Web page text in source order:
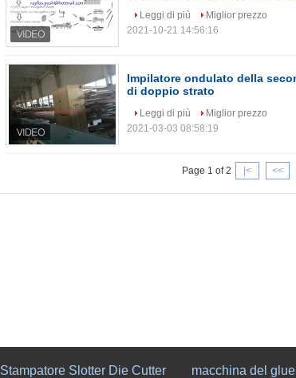
Leggi di più
Miglior prezzo
2021-10-21 14:56:16
Impilatore ondulato della
di doppio strato
Leggi di più
Miglior prezzo
2021-03-03 08:58:19
Page 1 of 2 |< <<
Stampatore Slotter Die Cutter macchina del